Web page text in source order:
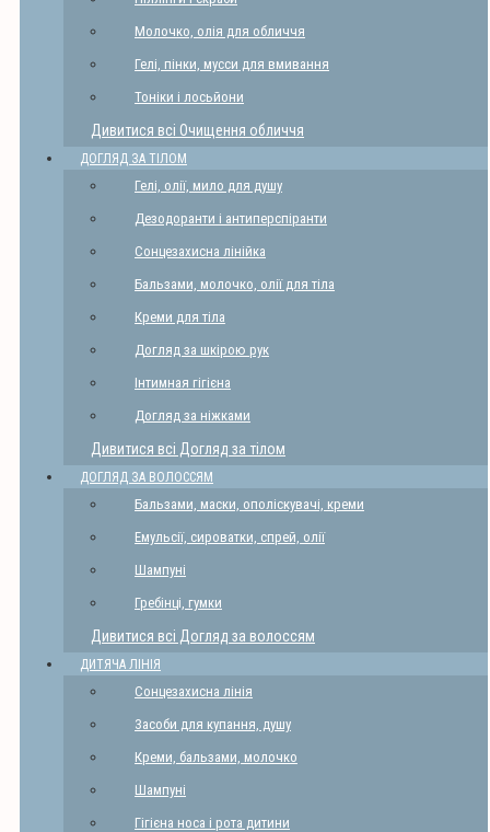
Молочко, олія для обличчя
Гелі, пінки, мусси для вмивання
Тоніки і лосьйони
Дивитися всі Очищення обличчя
ДОГЛЯД ЗА ТІЛОМ
Гелі, олії, мило для душу
Дезодоранти і антиперспіранти
Сонцезахисна лінійка
Бальзами, молочко, олії для тіла
Креми для тіла
Догляд за шкірою рук
Інтимная гігієна
Догляд за ніжками
Дивитися всі Догляд за тілом
ДОГЛЯД ЗА ВОЛОССЯМ
Бальзами, маски, ополіскувачі, креми
Емульсії, сироватки, спрей, олії
Шампуні
Гребінці, гумки
Дивитися всі Догляд за волоссям
ДИТЯЧА ЛІНІЯ
Сонцезахисна лінія
Засоби для купання, душу
Креми, бальзами, молочко
Шампуні
Гігієна носа і рота дитини